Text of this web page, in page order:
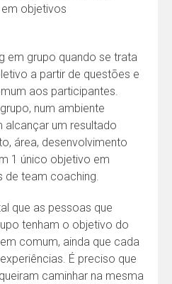
objetivos
em grupo quando se trata
a partir de questões e
aos participantes.
num ambiente
um resultado
área, desenvolvimento
1 único objetivo em
de team coaching.
que as pessoas que
tenham o objetivo do
comum, ainda que cada
É preciso que
caminhar na mesma